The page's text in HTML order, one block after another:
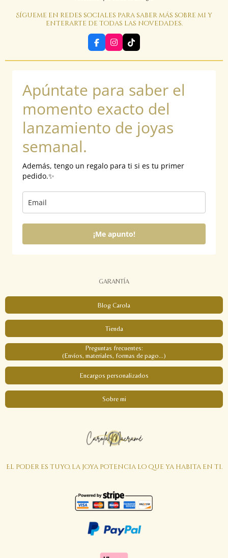
Sígueme en redes sociales para saber más sobre mi y
enterarte de todas las novedades.
F
a
c
o
I
n
s
r
m
T
i
k
Apúntate para saber el
momento exacto del
lanzamiento de joyas
semanal.
Además, tengo un regalo para ti si es tu primer
pedido.✨
¡Me apunto!
GARANTÍA
Blog Carola
Tienda
Preguntas frecuentes:
(Envíos, materiales, formas de pago...)
Encargos personalizados
Sobre mi
El poder es tuyo, la joya potencia lo que ya habita en ti.